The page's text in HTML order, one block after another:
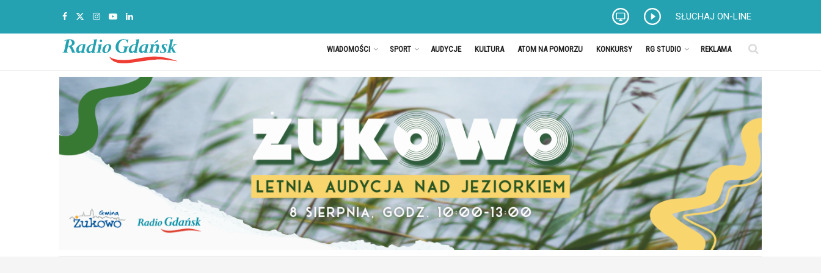
SŁUCHAJ ON-LINE
WIADOMOŚCI SPORT AUDYCJE KULTURA ATOM NA POMORZU KONKURSY RG STUDIO REKLAMA